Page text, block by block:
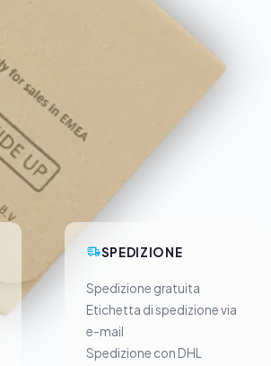
SPEDIZIONE
Spedizione gratuita
Etichetta di spedizione via
e-mail
Spedizione con DHL